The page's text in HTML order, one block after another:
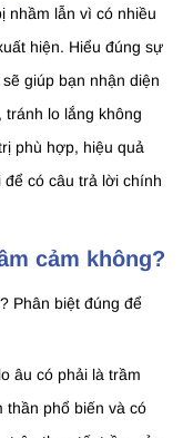
nhầm lẫn vì có nhiều
hiện. Hiểu đúng sự
giúp bạn nhận diện
lo lắng không
phù hợp, hiệu quả
có câu trả lời chính
cảm không?
Phân biệt đúng để
âu có phải là trầm
thần phổ biến và có